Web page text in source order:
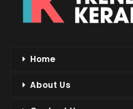
Home
About Us